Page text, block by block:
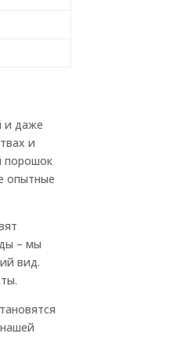
и даже
и
порошок
опытные
– мы
вид.